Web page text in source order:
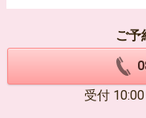
ご予
受付